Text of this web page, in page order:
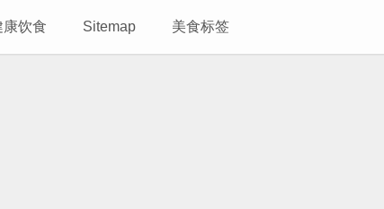
康饮食 Sitemap 美食标签